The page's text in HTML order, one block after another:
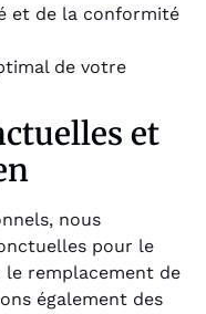
et de la conformité
de votre
et
nous
pour le
le remplacement de
également des